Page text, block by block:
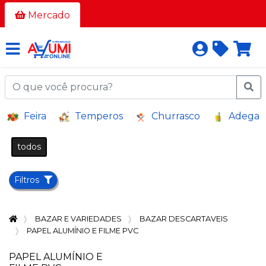
Mercado
Todos
os
corredores
AÇOUGUE
A
GRANEL
BAZAR E
VARIEDADES
BEBIDAS
BEBIDAS
BELEZA
HIGIENE
Feira Temperos Churrasco Adega
todos
Filtros
BAZAR E VARIEDADES
BAZAR DESCARTAVEIS
PAPEL ALUMÍNIO E FILME PVC
PAPEL ALUMÍNIO E